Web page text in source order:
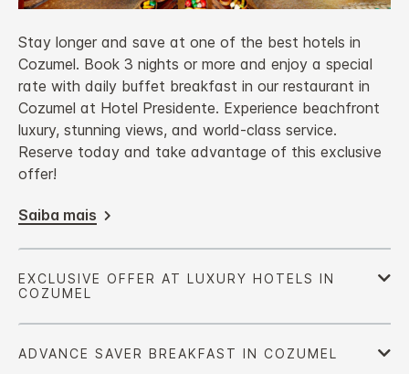
Stay longer and save at one of the best hotels in
Cozumel. Book 3 nights or more and enjoy a special
rate with daily buffet breakfast in our restaurant in
Cozumel at Hotel Presidente. Experience beachfront
luxury, stunning views, and world-class service.
Reserve today and take advantage of this exclusive
offer!
Saiba mais